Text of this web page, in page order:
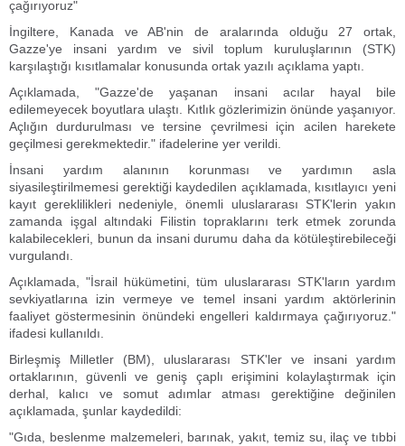
çağırıyoruz"
İngiltere, Kanada ve AB'nin de aralarında olduğu 27 ortak,
Gazze'ye insani yardım ve sivil toplum kuruluşlarının (STK)
karşılaştığı kısıtlamalar konusunda ortak yazılı açıklama yaptı.
Açıklamada, "Gazze'de yaşanan insani acılar hayal bile
edilemeyecek boyutlara ulaştı. Kıtlık gözlerimizin önünde yaşanıyor.
Açlığın durdurulması ve tersine çevrilmesi için acilen harekete
geçilmesi gerekmektedir." ifadelerine yer verildi.
İnsani yardım alanının korunması ve yardımın asla
siyasileştirilmemesi gerektiği kaydedilen açıklamada, kısıtlayıcı yeni
kayıt gereklilikleri nedeniyle, önemli uluslararası STK'lerin yakın
zamanda işgal altındaki Filistin topraklarını terk etmek zorunda
kalabilecekleri, bunun da insani durumu daha da kötüleştirebileceği
vurgulandı.
Açıklamada, "İsrail hükümetini, tüm uluslararası STK'ların yardım
sevkiyatlarına izin vermeye ve temel insani yardım aktörlerinin
faaliyet göstermesinin önündeki engelleri kaldırmaya çağırıyoruz."
ifadesi kullanıldı.
Birleşmiş Milletler (BM), uluslararası STK'ler ve insani yardım
ortaklarının, güvenli ve geniş çaplı erişimini kolaylaştırmak için
derhal, kalıcı ve somut adımlar atması gerektiğine değinilen
açıklamada, şunlar kaydedildi:
"Gıda, beslenme malzemeleri, barınak, yakıt, temiz su, ilaç ve tıbbi